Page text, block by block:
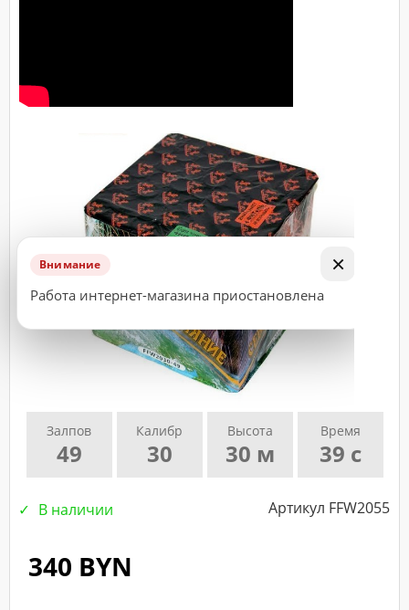
×
Внимание
Работа интернет-магазина приостановлена
Залпов
49
Калибр
30
Высота
30 м
Время
39 с
В наличии Артикул FFW2055
340 BYN
Адрес
(город,
улица,
ВАЖНО!
Заказ
принятым
к
исполнению
звонка
нашего